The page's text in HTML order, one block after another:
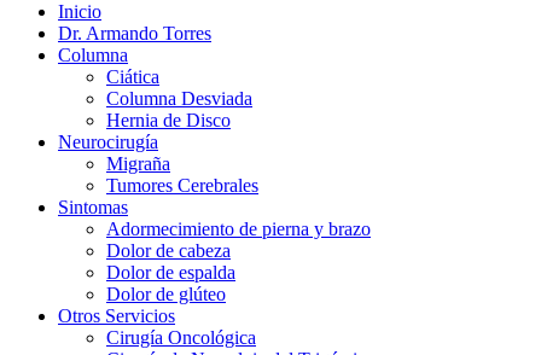
Inicio
Dr. Armando Torres
Columna
Ciática
Columna Desviada
Hernia de Disco
Neurocirugía
Migraña
Tumores Cerebrales
Sintomas
Adormecimiento de pierna y brazo
Dolor de cabeza
Dolor de espalda
Dolor de glúteo
Otros Servicios
Cirugía Oncológica